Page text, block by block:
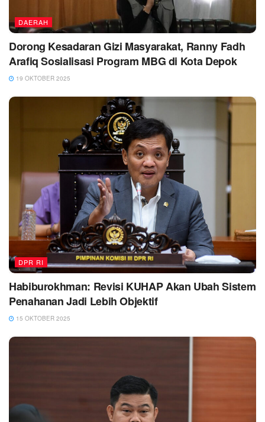
DAERAH
Dorong Kesadaran Gizi Masyarakat, Ranny Fadh
Arafiq Sosialisasi Program MBG di Kota Depok
19 OKTOBER 2025
DPR RI
Habiburokhman: Revisi KUHAP Akan Ubah Sistem
Penahanan Jadi Lebih Objektif
15 OKTOBER 2025